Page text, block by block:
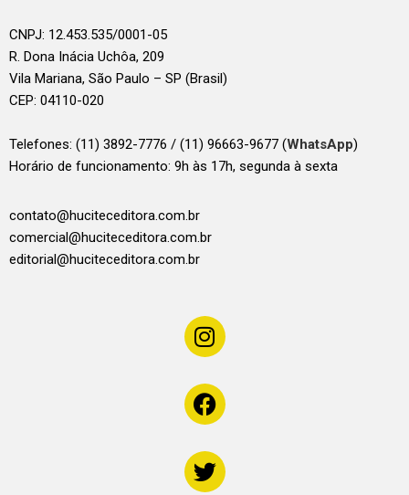
CNPJ: 12.453.535/0001-05
R. Dona Inácia Uchôa, 209
Vila Mariana, São Paulo – SP (Brasil)
CEP: 04110-020
Telefones: (11) 3892-7776 / (11) 96663-9677 (WhatsApp)
Horário de funcionamento: 9h às 17h, segunda à sexta
contato@huciteceditora.com.br
comercial@huciteceditora.com.br
editorial@huciteceditora.com.br